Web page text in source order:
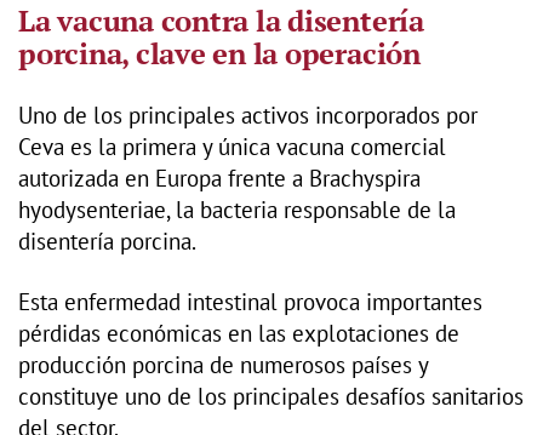
La vacuna contra la disentería
porcina, clave en la operación
Uno de los principales activos incorporados por
Ceva es la primera y única vacuna comercial
autorizada en Europa frente a Brachyspira
hyodysenteriae, la bacteria responsable de la
disentería porcina.
Esta enfermedad intestinal provoca importantes
pérdidas económicas en las explotaciones de
producción porcina de numerosos países y
constituye uno de los principales desafíos sanitarios
del sector.